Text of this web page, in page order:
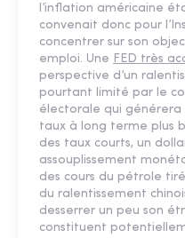
l’inflation américaine
convenait donc pour
concentrer sur son
emploi. Une FED très
perspective d’un
pourtant limité par le
électorale qui
taux à long terme plus
des taux courts, un
assouplissement
des cours du pétrole
du ralentissement
desserrer un peu son
constituent